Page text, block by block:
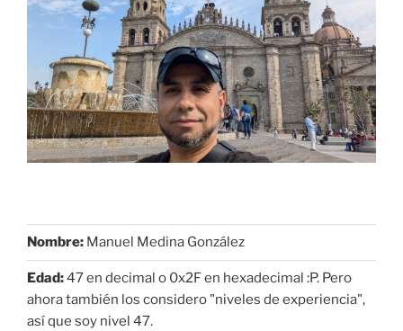
Nombre: Manuel Medina González
Edad:47 en decimal o 0x2F en hexadecimal :P. Pero
ahora también los considero "niveles de experiencia",
así que soy nivel 47.